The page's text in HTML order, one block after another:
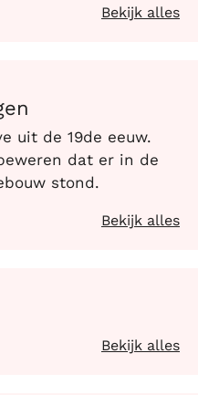
Bekijk alles
uit de 19de eeuw.
dat er in de
stond.
Bekijk alles
Bekijk alles